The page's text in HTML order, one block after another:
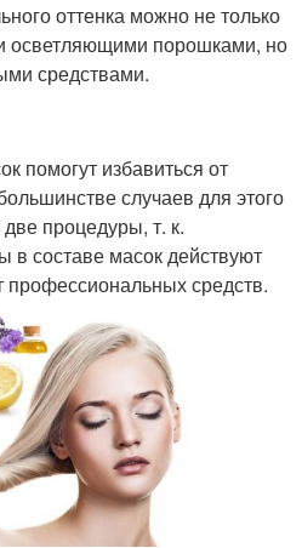
оттенка можно не только
осветляющими порошками, но
средствами.
помогут избавиться от
случаев для этого
процедуры, т. к.
в составе масок действуют
профессиональных средств.